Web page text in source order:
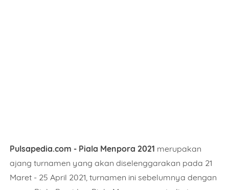
Pulsapedia.com - Piala Menpora 2021 merupakan
ajang turnamen yang akan diselenggarakan pada 21
Maret - 25 April 2021, turnamen ini sebelumnya dengan